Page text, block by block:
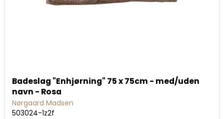
Badeslag "Enhjørning" 75 x 75cm - med/uden
navn - Rosa
Nørgaard Madsen
503024-1z2f